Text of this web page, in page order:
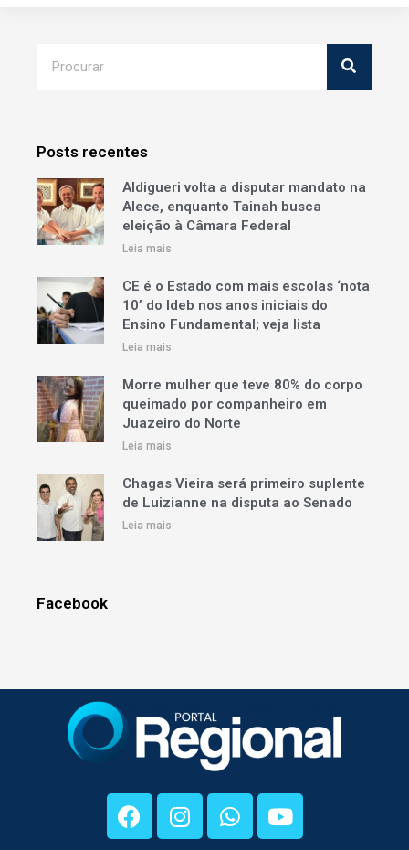
Posts recentes
Aldigueri volta a disputar mandato na
Alece, enquanto Tainah busca
eleição à Câmara Federal
Leia mais
CE é o Estado com mais escolas ‘nota
10’ do Ideb nos anos iniciais do
Ensino Fundamental; veja lista
Leia mais
Morre mulher que teve 80% do corpo
queimado por companheiro em
Juazeiro do Norte
Leia mais
Chagas Vieira será primeiro suplente
de Luizianne na disputa ao Senado
Leia mais
Facebook